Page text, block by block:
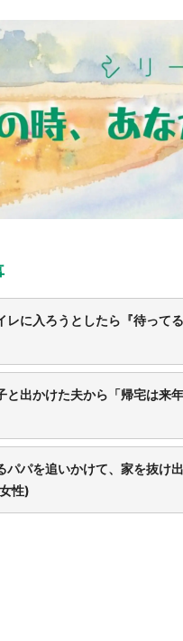
レに入ろうとしたら『待っ
と出かけた夫から「帰宅は来
パパを追いかけて、家を抜
性)